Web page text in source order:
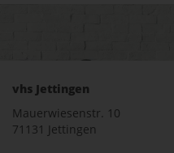
vhs Jettingen
Mauerwiesenstr. 10
71131 Jettingen